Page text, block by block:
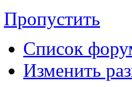
Пропустить
Список
Изменить